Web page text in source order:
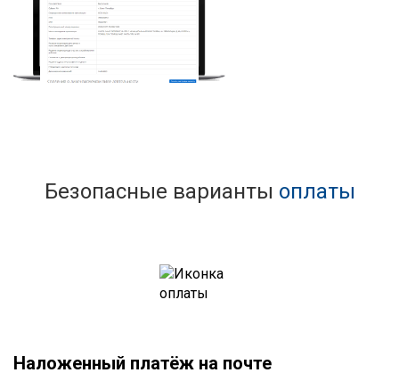
Безопасные варианты оплаты
Наложенный платёж на почте